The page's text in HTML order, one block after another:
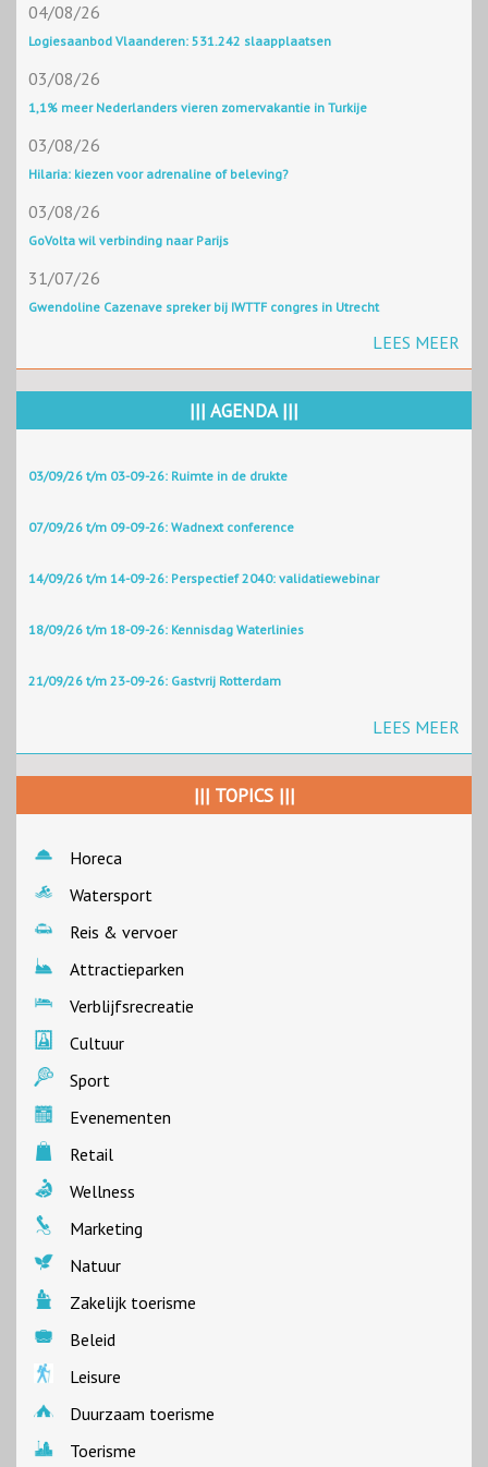
04/08/26
Logiesaanbod Vlaanderen: 531.242 slaapplaatsen
03/08/26
1,1% meer Nederlanders vieren zomervakantie in Turkije
03/08/26
Hilaria: kiezen voor adrenaline of beleving?
03/08/26
GoVolta wil verbinding naar Parijs
31/07/26
Gwendoline Cazenave spreker bij IWTTF congres in Utrecht
LEES MEER
||| AGENDA |||
03/09/26 t/m 03-09-26: Ruimte in de drukte
07/09/26 t/m 09-09-26: Wadnext conference
14/09/26 t/m 14-09-26: Perspectief 2040: validatiewebinar
18/09/26 t/m 18-09-26: Kennisdag Waterlinies
21/09/26 t/m 23-09-26: Gastvrij Rotterdam
LEES MEER
||| TOPICS |||
Horeca
Watersport
Reis & vervoer
Attractieparken
Verblijfsrecreatie
Cultuur
Sport
Evenementen
Retail
Wellness
Marketing
Natuur
Zakelijk toerisme
Beleid
Leisure
Duurzaam toerisme
Toerisme